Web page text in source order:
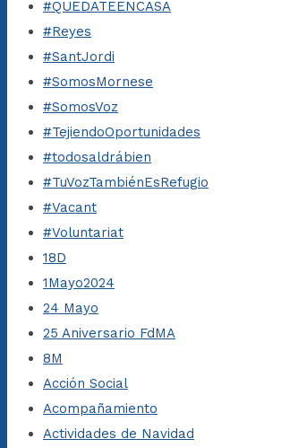
#QUEDATEENCASA
#Reyes
#SantJordi
#SomosMornese
#SomosVoz
#TejiendoOportunidades
#todosaldrábien
#TuVozTambiénEsRefugio
#Vacant
#Voluntariat
18D
1Mayo2024
24 Mayo
25 Aniversario FdMA
8M
Acción Social
Acompañamiento
Actividades de Navidad